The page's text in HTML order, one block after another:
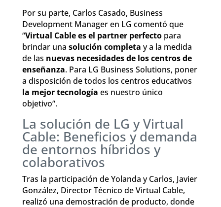
Por su parte, Carlos Casado, Business
Development Manager en LG comentó que
“Virtual Cable es el partner perfectopara
brindar una solución completa y a la medida
de las nuevas necesidades de los centros de
enseñanza. Para LG Business Solutions, poner
a disposición de todos los centros educativos
la mejor tecnología es nuestro único
objetivo“.
La solución de LG y Virtual
Cable: Beneficios y demanda
de entornos híbridos y
colaborativos
Tras la participación de Yolanda y Carlos, Javier
González, Director Técnico de Virtual Cable,
realizó una demostración de producto, donde